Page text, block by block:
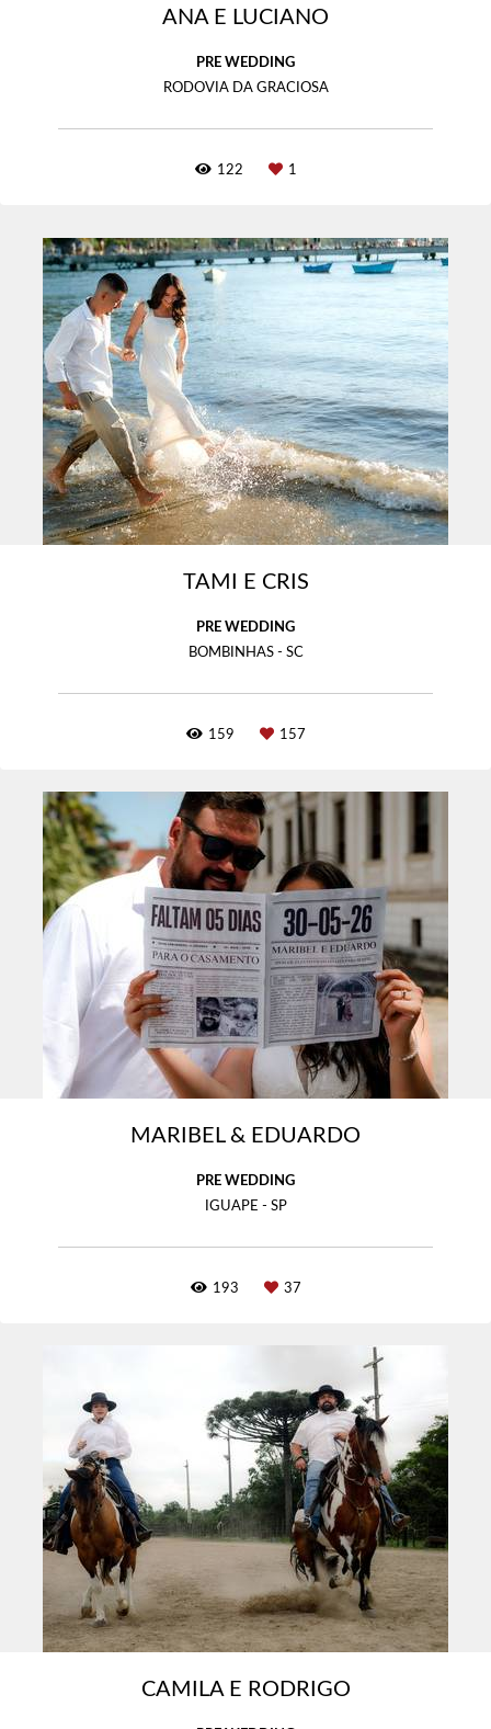
ANA E LUCIANO
PRE WEDDING
RODOVIA DA GRACIOSA
122 1
TAMI E CRIS
PRE WEDDING
BOMBINHAS - SC
159 157
MARIBEL & EDUARDO
PRE WEDDING
IGUAPE - SP
193 37
CAMILA E RODRIGO